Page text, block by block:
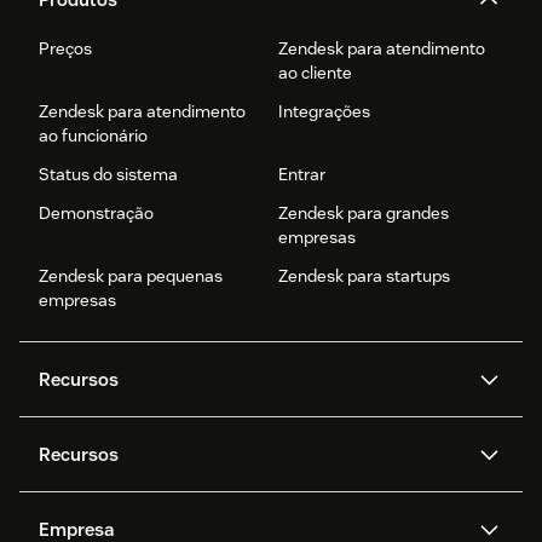
Preços
Zendesk para atendimento
ao cliente
Zendesk para atendimento
ao funcionário
Integrações
Status do sistema
Entrar
Demonstração
Zendesk para grandes
empresas
Zendesk para pequenas
empresas
Zendesk para startups
Recursos
Zendesk AI
Mensagens e chat em tempo
real
Privacidade e proteção de
Recursos
Empresa